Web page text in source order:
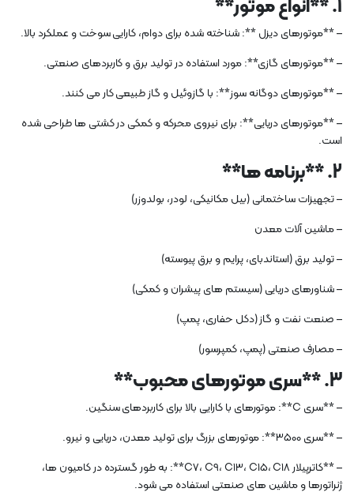
1. **انواع موتور**
– **موتورهای دیزل **: شناخته شده برای دوام، کارایی سوخت و عملکرد بالا.
– **موتورهای گازی**: مورد استفاده در تولید برق و کاربردهای صنعتی.
– **موتورهای دوگانه سوز**: با گازوئیل و گاز طبیعی کار می کنند.
– **موتورهای دریایی**: برای نیروی محرکه و کمکی در کشتی ها طراحی شده
است.
2. **برنامه ها**
– تجهیزات ساختمانی (بیل مکانیکی، لودر، بولدوزر)
– ماشین آلات معدن
– تولید برق (استاندبای، پرایم و برق پیوسته)
– شناورهای دریایی (سیستم های پیشران و کمکی)
– صنعت نفت و گاز (دکل حفاری، پمپ)
– مصارف صنعتی (پمپ، کمپرسور)
3. **سری موتورهای محبوب**
– **سری C**: موتورهای با کارایی بالا برای کاربردهای سنگین.
– **سری 3500**: موتورهای بزرگ برای تولید معدن، دریایی و نیرو.
– **کاترپیلار C7، C9، C13، C15، C18**: به طور گسترده در کامیون ها،
ژنراتورها و ماشین های صنعتی استفاده می شود.